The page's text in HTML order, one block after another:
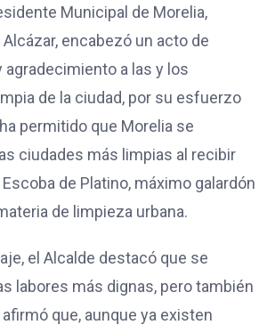
Municipal de Morelia,
encabezó un acto de
a las y los
de la ciudad, por su esfuerzo
permitido que Morelia se
ciudades más limpias al recibir
de Platino, máximo galardón
de limpieza urbana.
el Alcalde destacó que se
labores más dignas, pero también
que, aunque ya existen